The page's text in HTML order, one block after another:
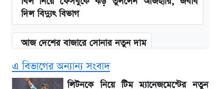
দিল বিদ্যুৎ বিভাগ
আজ দেশের বাজারে সোনার নতুন দাম
'এমবাপ্পে বাংলাদেশে'—বড় ঘোষণার পর যা জানাল
সরকার
এ বিভাগের অন্যান্য সংবাদ
লিটনকে নিয়ে টিম ম্যানেজমেন্টের নতুন